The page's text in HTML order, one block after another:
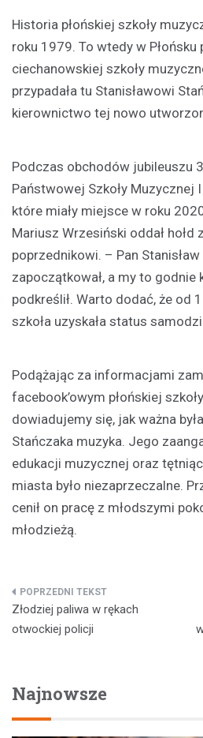
Historia płońskiej szkoły
roku 1979. To wtedy w
ciechanowskiej szkoły
przypadała tu Stanisławowi
kierownictwo tej nowo
Podczas obchodów jubileuszu
Państwowej Szkoły Muzycznej
które miały miejsce w roku
Mariusz Wrzesiński oddał hołd
poprzednikowi. – Pan
zapoczątkował, a my to godnie
podkreślił. Warto dodać, że od
szkoła uzyskała status
Podążając za informacjami
facebook’owym płońskiej
dowiadujemy się, jak ważna
Stańczaka muzyka. Jego
edukacji muzycznej oraz
miasta było niezaprzeczalne.
cenił on pracę z młodszymi
młodzieżą.
Nawigacja
wpisu
Złodziej paliwa w rękach
otwockiej policji
Najnowsze